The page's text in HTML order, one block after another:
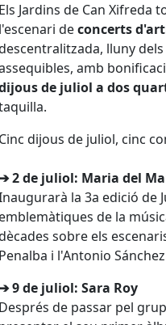
Els Jardins de Can Xifreda
l'escenari deconcerts
lluny
amb
de juliol a dos
Cinc dijous de juliol, cinc
➔ 2 de juliol: Maria del
la 3a edició de
emblemàtiques de la
sobre els
Penalba i l'Antonio
➔ 9 de juliol: Sara Roy
Després de passar pel